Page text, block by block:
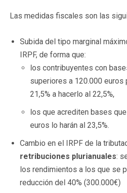
Las medidas fiscales son las
Subida del tipo marginal
IRPF, de forma que:
los contribuyentes con
superiores a 120.000 euros
21,5% a hacerlo al 22,5%,
los que acrediten bases
euros lo harán al 23,5%.
Cambio en el IRPF de la
retribuciones plurianuales:
los rendimientos a los que se
reducción del 40% (300.000€)